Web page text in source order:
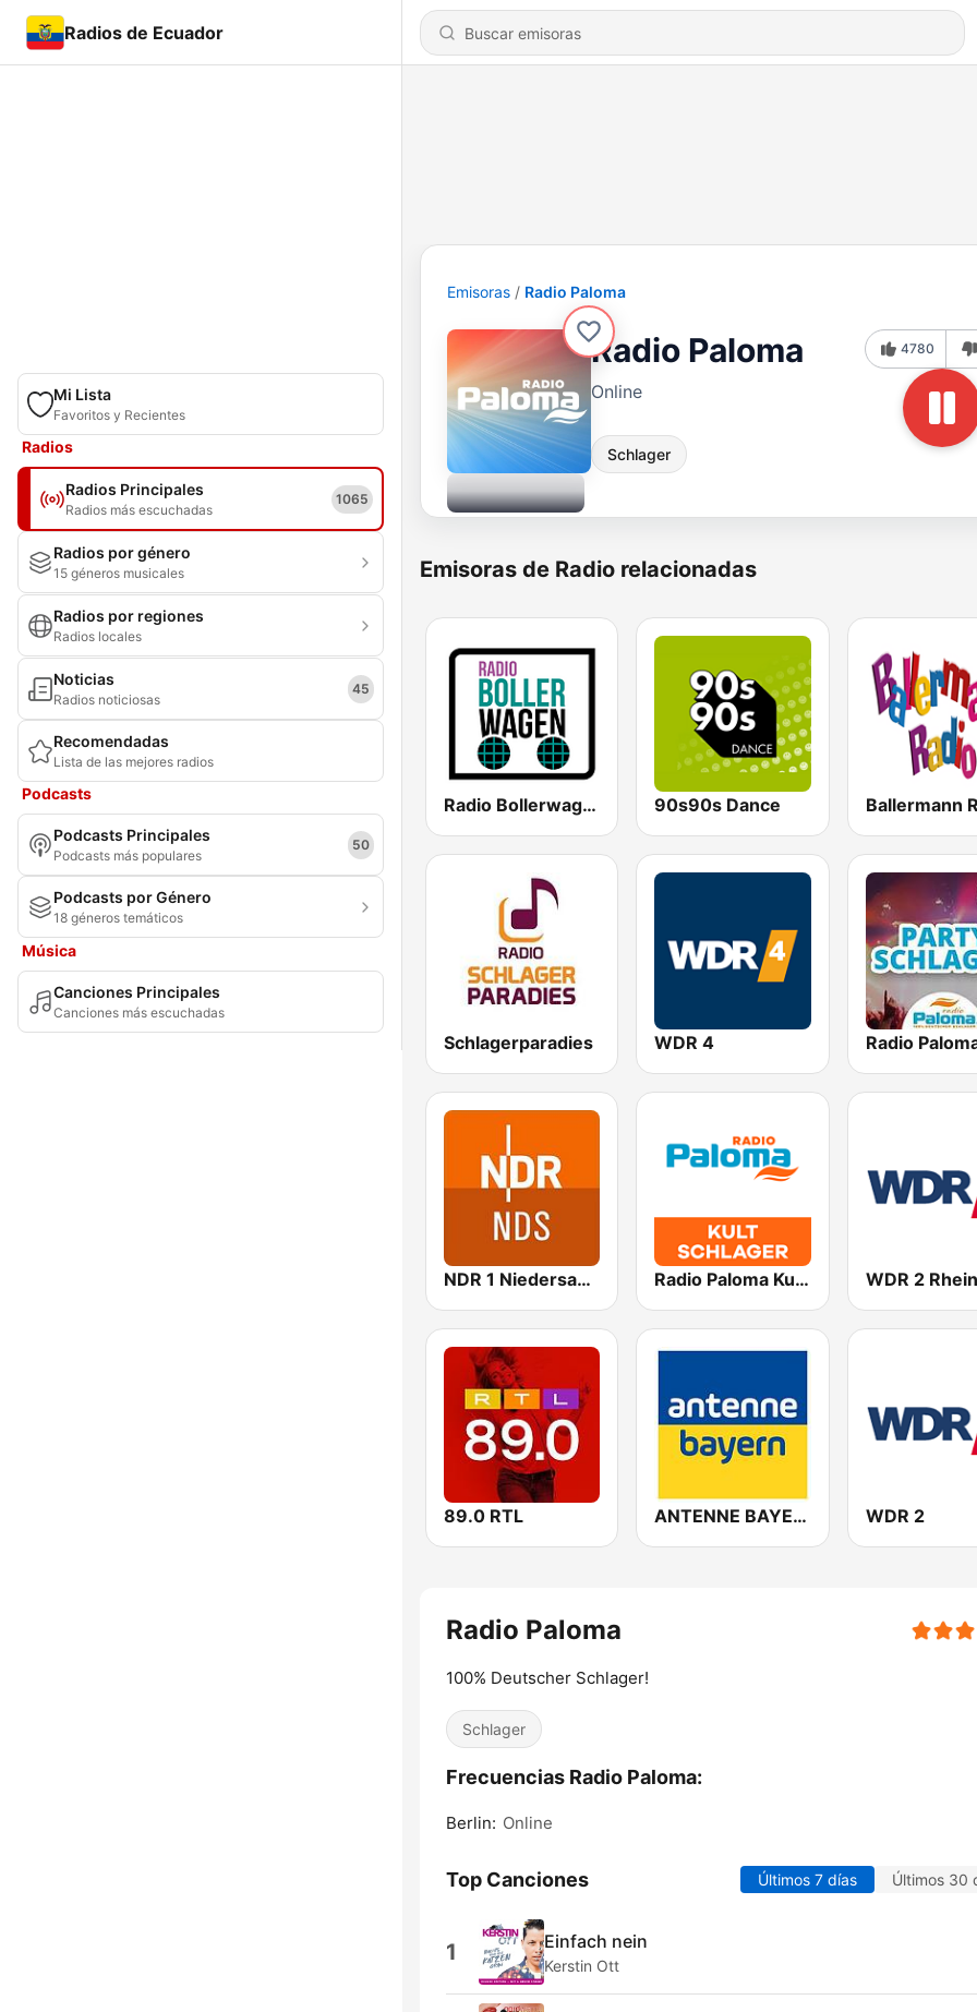
Radios de Ecuador
Mi Lista
Favoritos y Recientes
Radios
Radios Principales
Radios más escuchadas
1065
Radios por género
15 géneros musicales
Radios por regiones
Radios locales
Noticias
Radios noticiosas
45
Recomendadas
Lista de las mejores radios
Podcasts
Podcasts Principales
Podcasts más populares
50
Podcasts por Género
18 géneros temáticos
Música
Canciones Principales
Canciones más escuchadas
Emisoras Radio Paloma
Radio Paloma
Online
Schlager
4780
Emisoras de Radio relacionadas
Radio Bollerwagen 90s90s Dance Ballermann
Schlagerparadies WDR 4
NDR 1 Niedersachsen Radio Paloma Kultschlager
89.0 RTL ANTENNE BAYERN WDR 2
Radio Paloma
100% Deutscher Schlager!
Schlager
Frecuencias Radio Paloma:
Berlin: Online
Top Canciones Últimos 7 días Últimos 30
1 Einfach nein
Kerstin Ott